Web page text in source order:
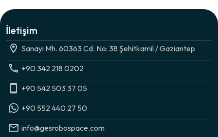
İletişim
Sanayi Mh. 60363 Cd. No: 38 Şehitkamil / Gaziantep
+90 342 218 0202
+90 542 503 37 05
+90 552 440 27 50
info@gesrobospace.com